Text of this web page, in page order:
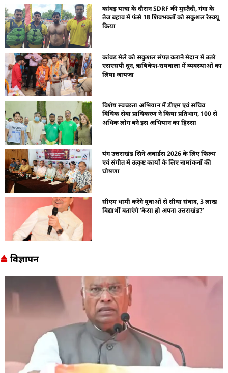
कांवड़ यात्रा के दौरान SDRF की मुस्तैदी, गंगा के
तेज बहाव में फंसे 18 शिवभक्तों को सकुशल रेस्क्यू
किया
कांवड़ मेले को सकुशल संपन्न कराने मैदान में उतरे
एसएसपी दून, ऋषिकेश-रायवाला में व्यवस्थाओं का
लिया जायजा
विशेष स्वच्छता अभियान में डीएम एवं सचिव
विधिक सेवा प्राधिकरण ने किया प्रतिभाग, 100 से
अधिक लोग बने इस अभियान का हिस्सा
यंग उत्तराखंड सिने अवार्डस 2026 के लिए फिल्म
एवं संगीत में उत्कृष्ट कार्यों के लिए नामांकनों की
घोषणा
सीएम धामी करेंगे युवाओं से सीधा संवाद, 3 लाख
विद्यार्थी बताएंगे ‘कैसा हो अपना उत्तराखंड?’
विज्ञापन